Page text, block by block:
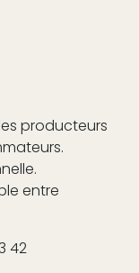
producteurs
entre
42